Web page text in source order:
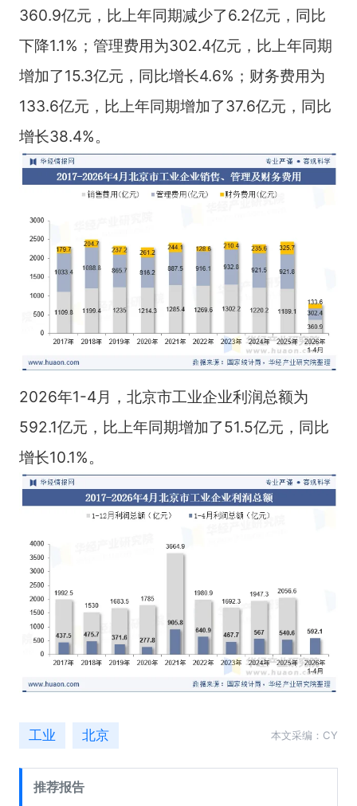
360.9亿元，比上年同期减少了6.2亿元，同比
下降1.1%；管理费用为302.4亿元，比上年同期
增加了15.3亿元，同比增长4.6%；财务费用为
133.6亿元，比上年同期增加了37.6亿元，同比
增长38.4%。
2026年1-4月，北京市工业企业利润总额为
592.1亿元，比上年同期增加了51.5亿元，同比
增长10.1%。
工业 北京 本文采编：CY
推荐报告